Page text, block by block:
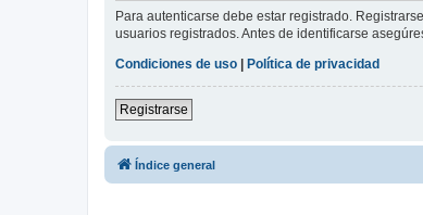
Para autenticarse debe estar registrado.
usuarios registrados. Antes de identificarse
Condiciones de uso | Política de privacidad
Registrarse
Índice general